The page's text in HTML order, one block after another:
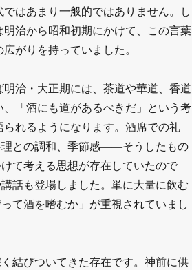
ではあまり一般的ではありません。し
明治から昭和初期にかけて、この言葉
がりを持っていました。
明治・大正期には、茶道や華道、香道
、「酒にも道があるべきだ」という考
られるようになります。酒席での礼
理との調和、季節感――そうしたもの
て考える思想が存在していたので
話も登場しました。単に大量に飲む
て酒を嗜むか」が重視されていまし
結びついてきた存在です。神前に供